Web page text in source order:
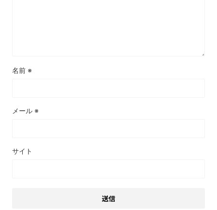
名前 ※
メール ※
サイト